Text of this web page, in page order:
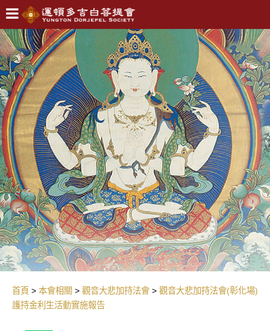
首頁 本會相關 觀音大悲加持法會
觀音大悲加持法會(彰化場)
護持金利生活動實施報告